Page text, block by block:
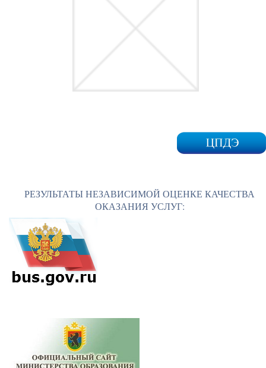
РЕЗУЛЬТАТЫ НЕЗАВИСИМОЙ ОЦЕНКЕ КАЧЕСТВА
ОКАЗАНИЯ УСЛУГ: